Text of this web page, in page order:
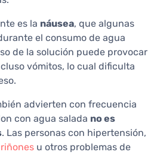
es la náusea, que algunas
el consumo de agua
de la solución puede provocar
vómitos, lo cual dificulta
advierten con frecuencia
con agua salada no es
. Las personas con hipertensión,
riñones u otros problemas de